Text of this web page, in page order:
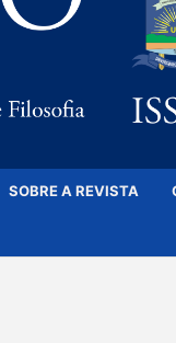
SOBRE A REVISTA